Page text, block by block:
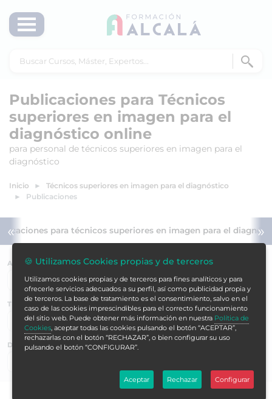
Publicaciones para Técnicos
superiores en imagen para el
diagnóstico online
para personal de técnicos superiores en imagen para el
diagnóstico
Inicio
Técnicos superiores en imagen para el diagnóstico
Publicaciones
« para técnicos superiores en imagen para el »
ACREDITACIÓN
TEMÁTICAS
DURACIÓN EN HORAS
🍪 Utilizamos Cookies propias y de terceros
Utilizamos cookies propias y de terceros para fines analíticos y para
ofrecerle servicios adecuados a su perfil, así como publicidad propia y
de terceros. La base de tratamiento es el consentimiento, salvo en el
caso de las cookies imprescindibles para el correcto funcionamiento
del sitio web. Puede obtener más información en nuestra Política de
Cookies, aceptar todas las cookies pulsando el botón “ACEPTAR”,
rechazarlas con el botón “RECHAZAR”, o bien configurar su uso
pulsando el botón “CONFIGURAR”.
Aceptar Rechazar Configurar